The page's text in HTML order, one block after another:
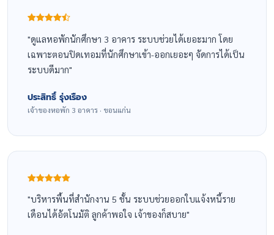
ดูแลหอพักนักศึกษา 3 อาคาร ระบบช่วยได้เยอะมาก โดย
เฉพาะตอนปิดเทอมที่นักศึกษาเข้า-ออกเยอะๆ จัดการได้เป็น
ระบบดีมาก
ประสิทธิ์ รุ่งเรือง
เจ้าของหอพัก 3 อาคาร · ขอนแก่น
บริหารพื้นที่สำนักงาน 5 ชั้น ระบบช่วยออกใบแจ้งหนี้ราย
เดือนได้อัตโนมัติ ลูกค้าพอใจ เจ้าของก็สบาย